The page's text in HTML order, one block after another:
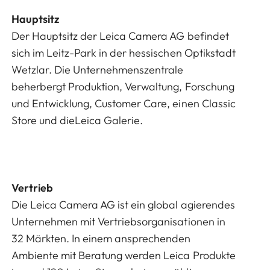
Hauptsitz
Der Hauptsitz der Leica Camera AG befindet
sich im Leitz-Park in der hessischen Optikstadt
Wetzlar. Die Unternehmenszentrale
beherbergt Produktion, Verwaltung, Forschung
und Entwicklung, Customer Care, einen Classic
Store und dieLeica Galerie.
Vertrieb
Die Leica Camera AG ist ein global agierendes
Unternehmen mit Vertriebsorganisationen in
32 Märkten. In einem ansprechenden
Ambiente mit Beratung werden Leica Produkte